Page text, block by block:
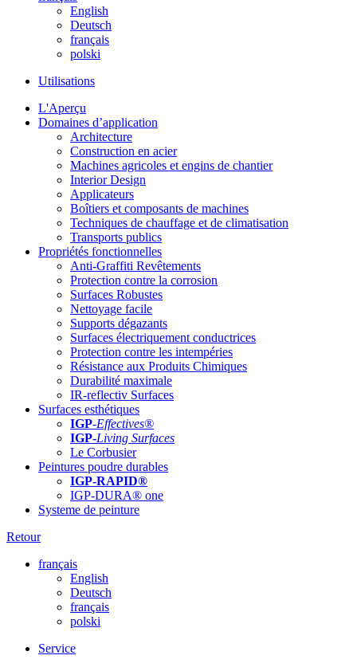
English
Deutsch
français
polski
Utilisations
L'Aperçu
Domaines d’application
Architecture
Construction en acier
Machines agricoles et engins de chantier
Interior Design
Applicateurs
Boîtiers et composants de machines
Techniques de chauffage et de climatisation
Transports publics
Propriétés fonctionnelles
Anti-Graffiti Revêtements
Protection contre la corrosion
Surfaces Robustes
Nettoyage facile
Supports dégazants
Surfaces électriquement conductrices
Protection contre les intempéries
Résistance aux Produits Chimiques
Durabilité maximale
IR-reflectiv Surfaces
Surfaces esthétiques
IGP-Effectives®
IGP-Living Surfaces
Le Corbusier
Peintures poudre durables
IGP-RAPID®
IGP-DURA® one
Systeme de peinture
Retour
français
English
Deutsch
français
polski
Service